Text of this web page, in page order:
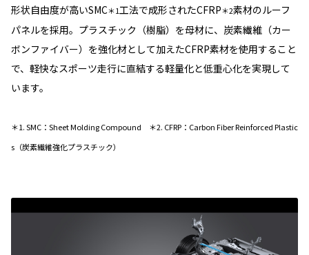
形状自由度が高いSMC＊1工法で成形されたCFRP＊2素材のルーフ
パネルを採用。プラスチック（樹脂）を母材に、炭素繊維（カー
ボンファイバー）を強化材として加えたCFRP素材を使用すること
で、軽快なスポーツ走行に直結する軽量化と低重心化を実現して
います。
＊1. SMC：Sheet Molding Compound ＊2. CFRP：Carbon Fiber Reinforced Plastic
s（炭素繊維強化プラスチック）